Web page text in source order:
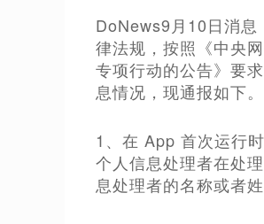
DoNews9月10日消息
律法规，按照《中央
专项行动的公告》要
息情况，现通报如下。
1、在 App 首次运行
个人信息处理者在处
息处理者的名称或者